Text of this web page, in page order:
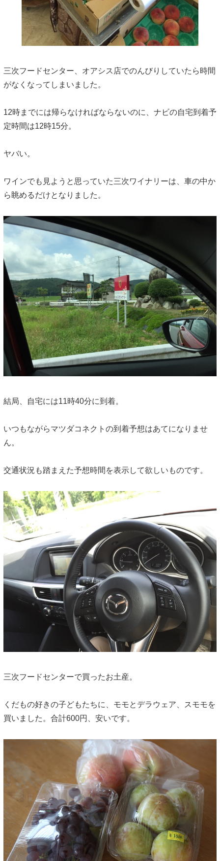
三次フードセンター、オアシス店でのんびりしていたら時間
がなくなってしまいました。
12時までには帰らなければならないのに、ナビの自宅到着予
定時間は12時15分。
ヤバい。
ワインでも見ようと思っていた三次ワイナリーは、車の中か
ら眺めるだけとなりました。
結局、自宅には11時40分に到着。
いつもながらマツダコネクトの到着予想はあてになりませ
ん。
交通状況も踏まえた予想時間を表示して欲しいものです。
三次フードセンターで買ったお土産。
くだもの好きの子どもたちに、モモとデラウェア、スモモを
買いました。合計600円、安いです。